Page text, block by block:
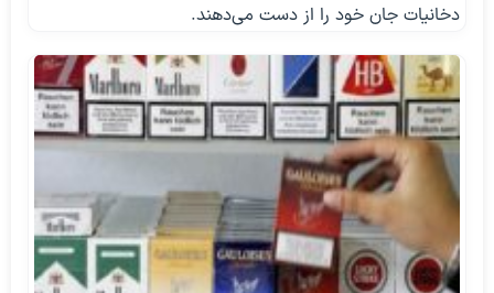
دخانیات جان خود را از دست می‌دهند.